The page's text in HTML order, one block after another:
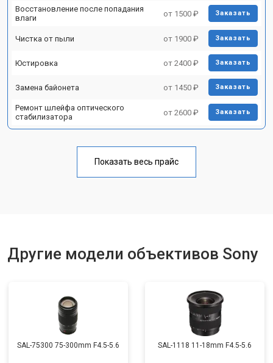
Восстановление после попадания
влаги
от 1500 ₽ Заказать
Чистка от пыли от 1900 ₽ Заказать
Юстировка от 2400 ₽ Заказать
Замена байонета от 1450 ₽ Заказать
Ремонт шлейфа оптического
стабилизатора
от 2600 ₽ Заказать
Показать весь прайс
Другие модели объективов Sony
SAL-75300 75-300mm F4.5-5.6 SAL-1118 11-18mm F4.5-5.6